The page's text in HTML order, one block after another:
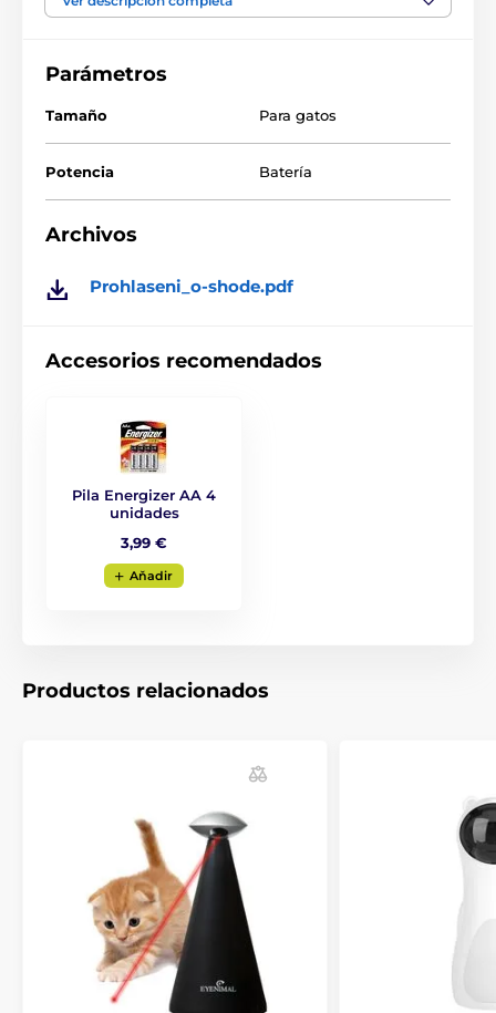
funciona con 3 pilas AA ( no incluidas)
previo aviso. Las imágenes tienen únicamente
El producto aparece en las categorías
Juguetes
Parámetros
Tamaño Para gatos
Potencia Batería
Archivos
Prohlaseni_o-shode.pdf
Accesorios recomendados
Pila Energizer AA 4
unidades
3,99 €
Aňadir
Productos relacionados